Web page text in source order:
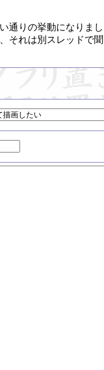
通りの挙動になりま
それは別スレッドで